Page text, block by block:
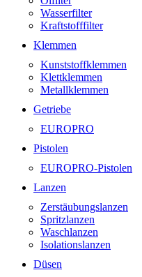
Wasserfilter
Kraftstofffilter
Klemmen
Kunststoffklemmen
Klettklemmen
Metallklemmen
Getriebe
EUROPRO
Pistolen
EUROPRO-Pistolen
Lanzen
Zerstäubungslanzen
Spritzlanzen
Waschlanzen
Isolationslanzen
Düsen